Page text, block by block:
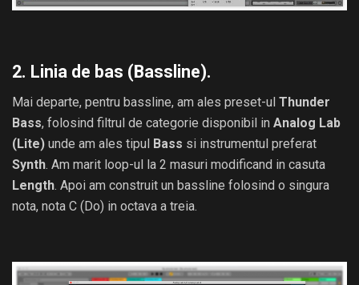
2. Linia de bas (Bassline).
Mai departe, pentru bassline, am ales preset-ul Thunder
Bass, folosind filtrul de categorie disponibil in Analog Lab
(Lite) unde am ales tipul Bass si instrumentul preferat
Synth. Am marit loop-ul la 2 masuri modificand in casuta
Length. Apoi am construit un bassline folosind o singura
nota, nota C (Do) in octava a treia.